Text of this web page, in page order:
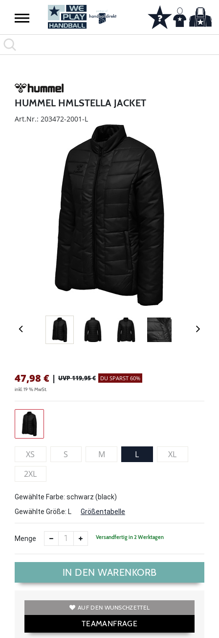
HUMMEL HMLSTELLA JACKET
Art.Nr.: 203472-2001-L
47,98 € | UVP 119,95 € DU SPARST 60%
inkl. 19 % MwSt.
XS S M L
XL
2XL
Gewählte Farbe: schwarz (black)
Gewählte Größe: L Größentabelle
Menge Versandfertig in 2 Werktagen
IN DEN WARENKORB
AUF DEN WUNSCHZETTEL
TEAMANFRAGE